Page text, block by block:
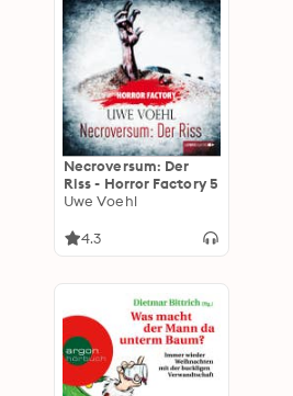
Necroversum: Der
Riss - Horror Factory 5
Uwe Voehl
4.3